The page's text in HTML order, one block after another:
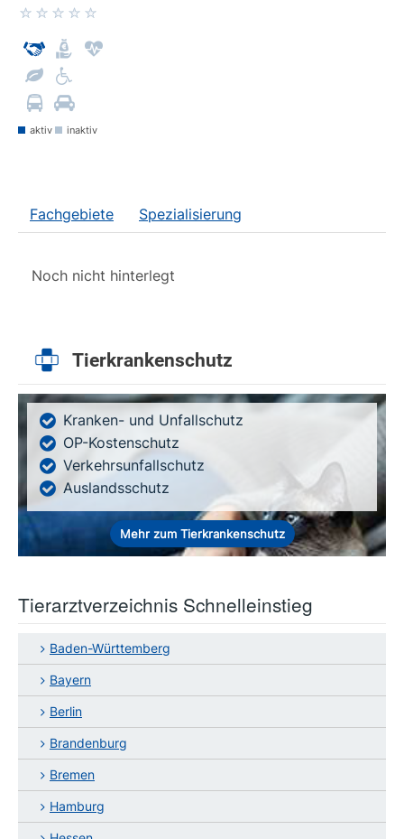
aktiv inaktiv
Fachgebiete Spezialisierung
Noch nicht hinterlegt
Tierkrankenschutz
Kranken- und Unfallschutz
OP-Kostenschutz
Verkehrsunfallschutz
Auslandsschutz
Mehr zum Tierkrankenschutz
Tierarztverzeichnis Schnelleinstieg
Baden-Württemberg
Bayern
Berlin
Brandenburg
Bremen
Hamburg